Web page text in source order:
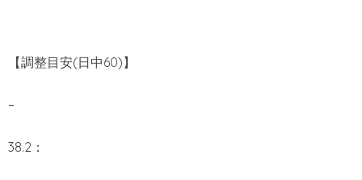
【調整目安(日中60)】
–
38.2：